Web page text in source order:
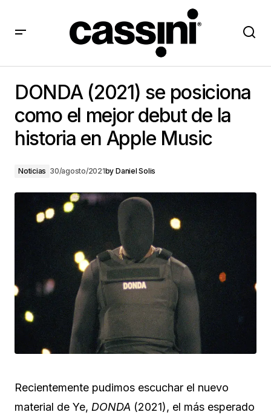
historia en Apple Music
DONDA (2021) se posiciona
como el mejor debut de la
historia en Apple Music
Noticias 30/agosto/2021by Daniel Solis
Recientemente pudimos escuchar el nuevo
material de Ye, DONDA (2021), el más esperado